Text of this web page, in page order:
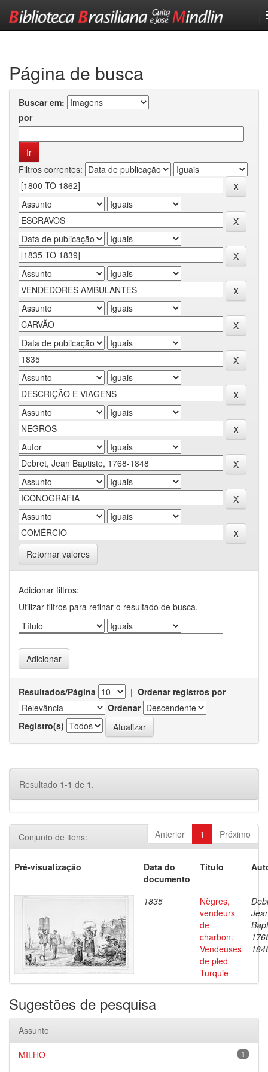
Página de busca
Buscar em:
por
Filtros correntes:
Retornar valores
Adicionar filtros:
Utilizar filtros para refinar o resultado de busca.
Resultados/Página | Ordenar registros por
Ordenar
Registro(s)
Resultado 1-1 de 1.
Anterior 1 Próximo
Conjunto de itens:
Pré-visualização
Data do
documento
Título
1835
Nègres,
vendeurs
de
charbon.
Vendeuses
de pled
Turquie
Sugestões de pesquisa
Assunto
1
MILHO